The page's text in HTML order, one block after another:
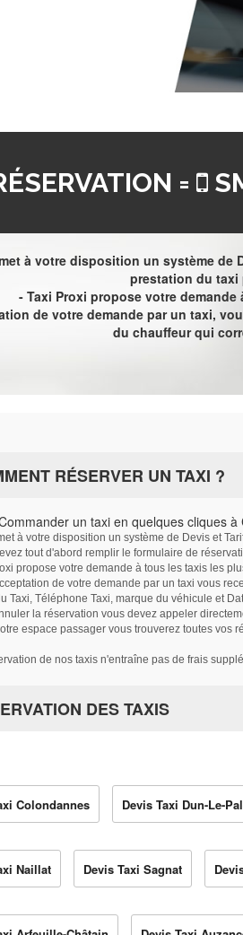
=
à votre disposition un système de
prestation du taxi
- Taxi Proxi propose votre
de votre demande par un taxi,
du chauffeur qui
RÉSERVER UN TAXI ?
un taxi en quelques cliques
à votre disposition un système de Devis et
tout d'abord remplir le formulaire de
propose votre demande à tous les taxis les
de votre demande par un taxi vous
Téléphone Taxi, marque du véhicule et
la réservation vous devez appeler
espace passager vous trouverez toutes vos
de nos taxis n'entraîne pas de frais
DES TAXIS
Colondannes Devis Taxi Dun-Le-
Naillat Devis Taxi Sagnat